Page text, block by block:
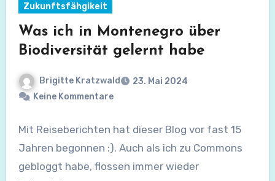
Zukunftsfähgikeit
Was ich in Montenegro über
Biodiversität gelernt habe
Brigitte Kratzwald
23. Mai 2024
Keine Kommentare
Mit Reiseberichten hat dieser Blog vor fast 15
Jahren begonnen :). Auch als ich zu Commons
gebloggt habe, flossen immer wieder